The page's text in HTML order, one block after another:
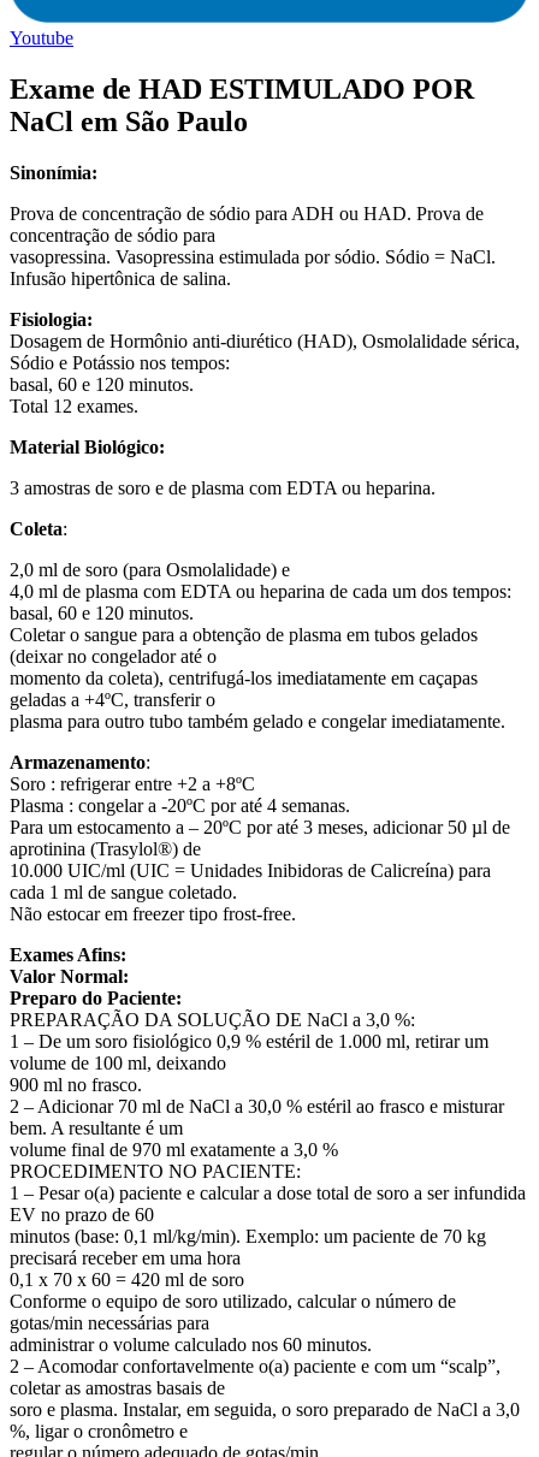
Youtube
Exame de HAD ESTIMULADO POR
NaCl em São Paulo
Sinonímia:
Prova de concentração de sódio para ADH ou HAD. Prova de
concentração de sódio para
vasopressina. Vasopressina estimulada por sódio. Sódio = NaCl.
Infusão hipertônica de salina.
Fisiologia:
Dosagem de Hormônio anti-diurético (HAD), Osmolalidade sérica,
Sódio e Potássio nos tempos:
basal, 60 e 120 minutos.
Total 12 exames.
Material Biológico:
3 amostras de soro e de plasma com EDTA ou heparina.
Coleta:
2,0 ml de soro (para Osmolalidade) e
4,0 ml de plasma com EDTA ou heparina de cada um dos tempos:
basal, 60 e 120 minutos.
Coletar o sangue para a obtenção de plasma em tubos gelados
(deixar no congelador até o
momento da coleta), centrifugá-los imediatamente em caçapas
geladas a +4ºC, transferir o
plasma para outro tubo também gelado e congelar imediatamente.
Armazenamento:
Soro : refrigerar entre +2 a +8ºC
Plasma : congelar a -20ºC por até 4 semanas.
Para um estocamento a – 20ºC por até 3 meses, adicionar 50 µl de
aprotinina (Trasylol®) de
10.000 UIC/ml (UIC = Unidades Inibidoras de Calicreína) para
cada 1 ml de sangue coletado.
Não estocar em freezer tipo frost-free.
Exames Afins:
Valor Normal:
Preparo do Paciente:
PREPARAÇÃO DA SOLUÇÃO DE NaCl a 3,0 %:
1 – De um soro fisiológico 0,9 % estéril de 1.000 ml, retirar um
volume de 100 ml, deixando
900 ml no frasco.
2 – Adicionar 70 ml de NaCl a 30,0 % estéril ao frasco e misturar
bem. A resultante é um
volume final de 970 ml exatamente a 3,0 %
PROCEDIMENTO NO PACIENTE:
1 – Pesar o(a) paciente e calcular a dose total de soro a ser infundida
EV no prazo de 60
minutos (base: 0,1 ml/kg/min). Exemplo: um paciente de 70 kg
precisará receber em uma hora
0,1 x 70 x 60 = 420 ml de soro
Conforme o equipo de soro utilizado, calcular o número de
gotas/min necessárias para
administrar o volume calculado nos 60 minutos.
2 – Acomodar confortavelmente o(a) paciente e com um “scalp”,
coletar as amostras basais de
soro e plasma. Instalar, em seguida, o soro preparado de NaCl a 3,0
%, ligar o cronômetro e
regular o número adequado de gotas/min